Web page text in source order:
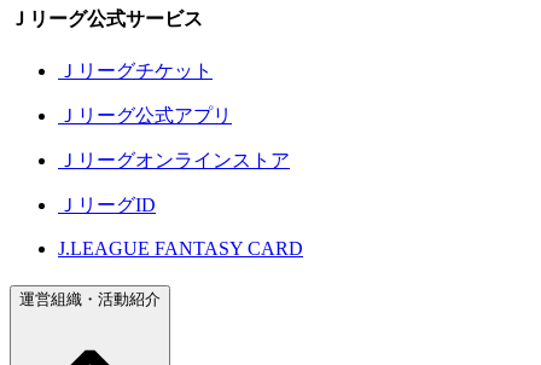
Ｊリーグ公式サービス
Ｊリーグチケット
Ｊリーグ公式アプリ
Ｊリーグオンラインストア
ＪリーグID
J.LEAGUE FANTASY CARD
運営組織・活動紹介